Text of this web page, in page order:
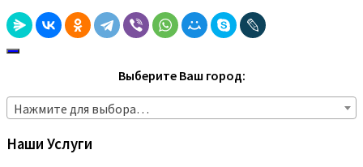
Выберите Ваш город:
Нажмите для выбора…
Наши Услуги